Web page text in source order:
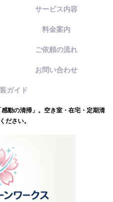
動の清掃」。空き室・在宅・定期清
ださい。
サービス内容
料金案内
ご依頼の流れ
お問い合わせ
ガイド